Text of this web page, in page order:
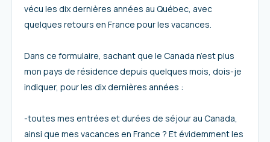
vécu les dix dernières années au Québec, avec
quelques retours en France pour les vacances.
Dans ce formulaire, sachant que le Canada n’est plus
mon pays de résidence depuis quelques mois, dois-je
indiquer, pour les dix dernières années :
-toutes mes entrées et durées de séjour au Canada,
ainsi que mes vacances en France ? Et évidemment les